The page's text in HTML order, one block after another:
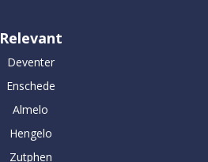
Relevant
Deventer
Enschede
Almelo
Hengelo
Zutphen